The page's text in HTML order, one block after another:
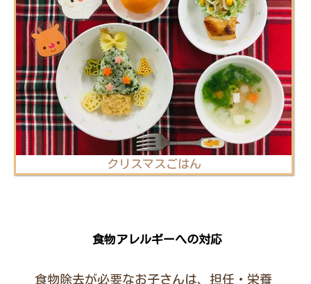
クリスマスごはん
食物アレルギーへの対応
食物除去が必要なお子さんは、担任・栄養